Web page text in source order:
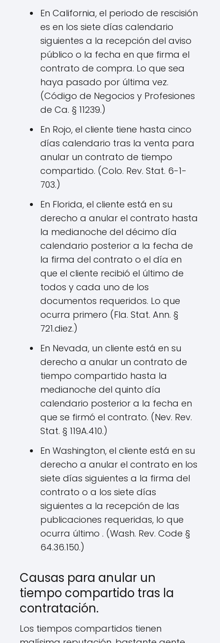
En California, el periodo de rescisión
es en los siete días calendario
siguientes a la recepción del aviso
público o la fecha en que firma el
contrato de compra. Lo que sea
haya pasado por última vez.
(Código de Negocios y Profesiones
de Ca. § 11239.)
En Rojo, el cliente tiene hasta cinco
días calendario tras la venta para
anular un contrato de tiempo
compartido. (Colo. Rev. Stat. 6-1-
703.)
En Florida, el cliente está en su
derecho a anular el contrato hasta
la medianoche del décimo día
calendario posterior a la fecha de
la firma del contrato o el día en
que el cliente recibió el último de
todos y cada uno de los
documentos requeridos. Lo que
ocurra primero (Fla. Stat. Ann. §
721.diez.)
En Nevada, un cliente está en su
derecho a anular un contrato de
tiempo compartido hasta la
medianoche del quinto día
calendario posterior a la fecha en
que se firmó el contrato. (Nev. Rev.
Stat. § 119A.410.)
En Washington, el cliente está en su
derecho a anular el contrato en los
siete días siguientes a la firma del
contrato o a los siete días
siguientes a la recepción de las
publicaciones requeridas, lo que
ocurra último . (Wash. Rev. Code §
64.36.150.)
Causas para anular un
tiempo compartido tras la
contratación.
Los tiempos compartidos tienen